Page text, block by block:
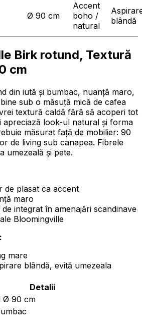
Ø 90 cm
Accent
boho /
natural
blândă
Birk rotund, Textură
cm
din iută și bumbac, nuanță maro,
sub o măsuță mică de cafea
textură caldă fără să acoperi tot
apreciază look-ul natural și forma
măsurat față de mobilier: 90
de living sub canapea. Fibrele
umezeală și pete.
de plasat ca accent
maro
integrat în amenajări scandinave
Bloomingville
mare
blândă, evită umezeala
Detalii
Ø 90 cm